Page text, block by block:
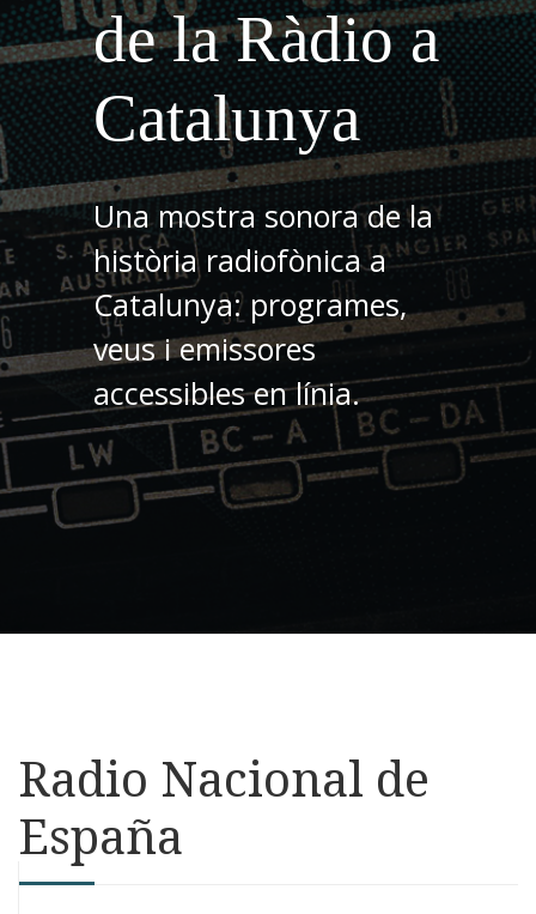
de la Ràdio a
Catalunya
Una mostra sonora de la
història radiofònica a
Catalunya: programes,
veus i emissores
accessibles en línia.
Radio Nacional de
España